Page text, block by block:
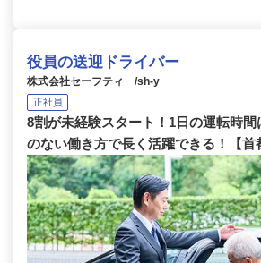
役員の送迎ドライバー
株式会社セーフティ /sh-y
正社員
8割が未経験スタート！1日の運転時
のない働き方で長く活躍できる！【首